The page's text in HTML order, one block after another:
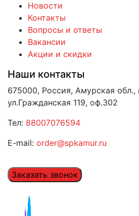
Новости
Контакты
Вопросы и ответы
Вакансии
Акции и скидки
Наши контакты
675000, Россия, Амурская обл.,
ул.Гражданская 119, оф.302
Тел: 88007076594
E-mail: order@spkamur.ru
Заказать звонок